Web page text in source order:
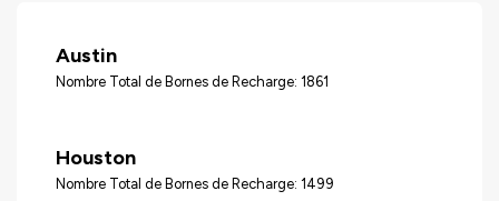
Austin
Nombre Total de Bornes de Recharge: 1861
Houston
Nombre Total de Bornes de Recharge: 1499